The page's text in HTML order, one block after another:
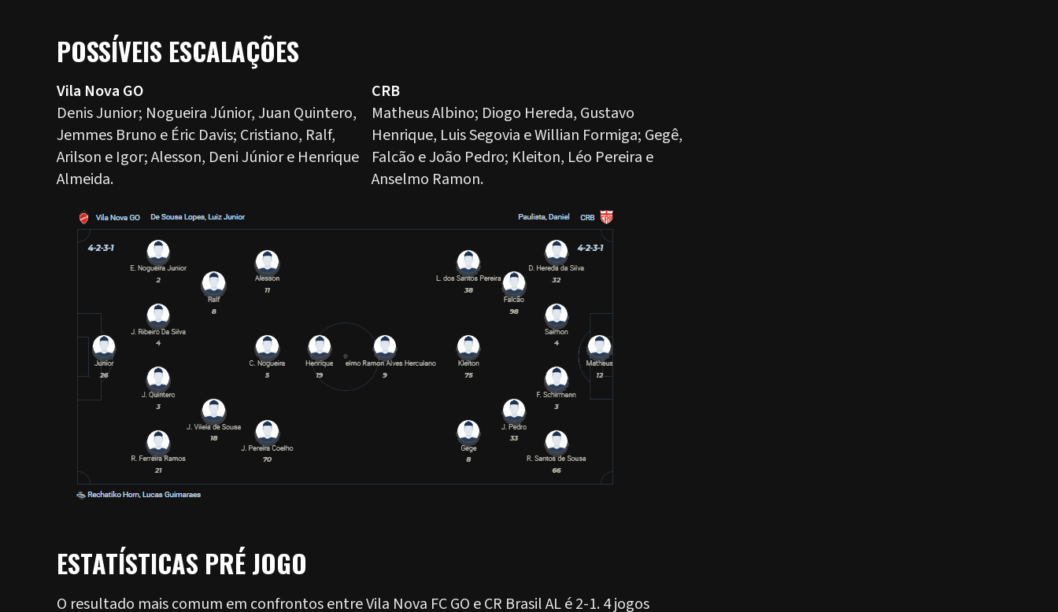
POSSÍVEIS ESCALAÇÕES
Vila Nova GO
Denis Junior; Nogueira Júnior, Juan Quintero,
Jemmes Bruno e Éric Davis; Cristiano, Ralf,
Arilson e Igor; Alesson, Deni Júnior e Henrique
Almeida.
CRB
Matheus Albino; Diogo Hereda, Gustavo
Henrique, Luis Segovia e Willian Formiga; Gegê,
Falcão e João Pedro; Kleiton, Léo Pereira e
Anselmo Ramon.
ESTATÍSTICAS PRÉ JOGO
O resultado mais comum em confrontos entre Vila Nova FC GO e CR Brasil AL é 2-1. 4 jogos